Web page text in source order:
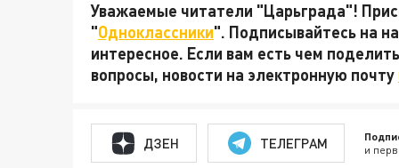
Уважаемые читатели "Царьграда"!
"Одноклассники". Подписывайтесь на
интересное. Если вам есть чем
вопросы, новости на электронную почту
ДЗЕН ТЕЛЕГРАМ и